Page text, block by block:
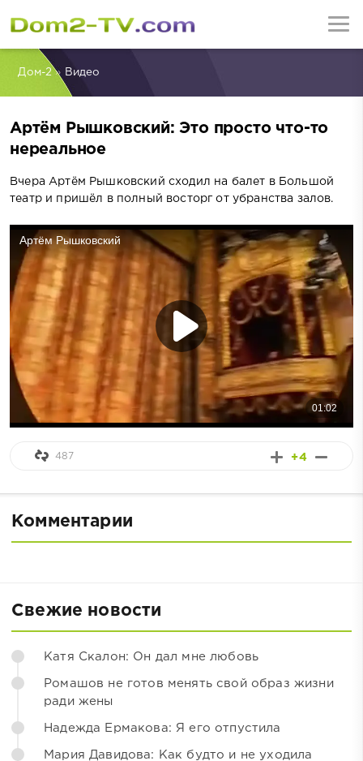
Дом-2» Видео
Артём Рышковский: Это просто что-то
нереальное
Вчера Артём Рышковский сходил на балет в Большой
театр и пришёл в полный восторг от убранства залов.
+4
487
Комментарии
Свежие новости
Катя Скалон: Он дал мне любовь
Ромашов не готов менять свой образ жизни
ради жены
Надежда Ермакова: Я его отпустила
Мария Давидова: Как будто и не уходила